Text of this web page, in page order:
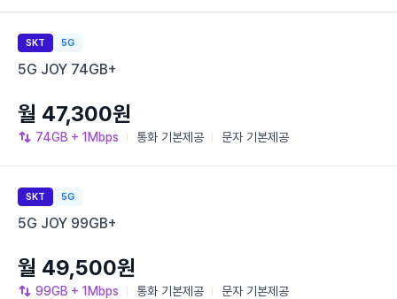
SKT 5G
5G JOY 74GB+
74GB + 1Mbps 통화 기본제공 문자 기본제공
월 47,300원
SKT 5G
5G JOY 99GB+
99GB + 1Mbps 통화 기본제공 문자 기본제공
월 49,500원